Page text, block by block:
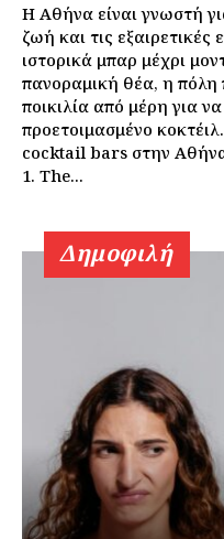
Η Αθήνα είναι γνωστή
ζωή και τις
ιστορικά μπαρ μέχρι
πανοραμική θέα, η πόλη
ποικιλία από μέρη για
προετοιμασμένο
cocktail bars στην Αθήνα
1. The...
Δημοφιλή